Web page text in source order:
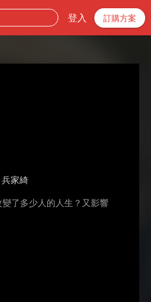
登入 訂購方案
兵家綺
了多少人的人生？又影響